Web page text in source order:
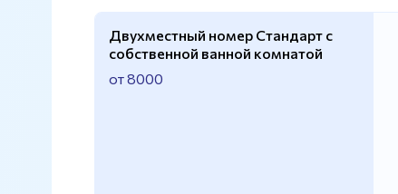
Двухместный номер Стандарт с
собственной ванной комнатой
от 8000